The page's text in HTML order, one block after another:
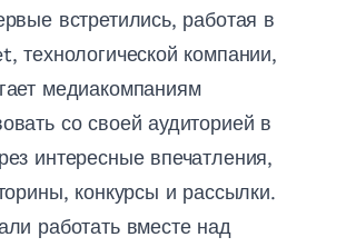
встретились, работая в
технологической компании,
медиакомпаниям
со своей аудиторией в
интересные впечатления,
конкурсы и рассылки.
работать вместе над